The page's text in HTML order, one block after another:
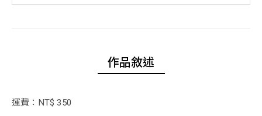
作品敘述
運費：NT$ 350